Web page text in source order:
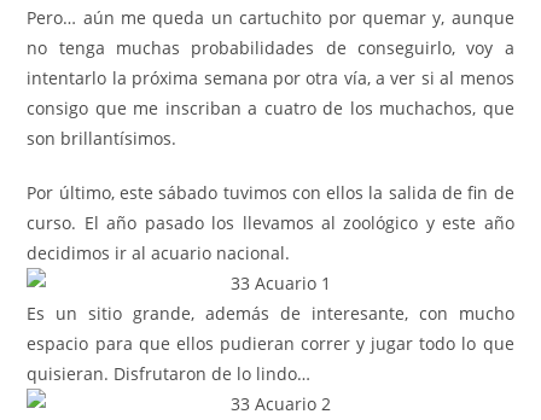
Pero… aún me queda un cartuchito por quemar y, aunque
no tenga muchas probabilidades de conseguirlo, voy a
intentarlo la próxima semana por otra vía, a ver si al menos
consigo que me inscriban a cuatro de los muchachos, que
son brillantísimos.
Por último, este sábado tuvimos con ellos la salida de fin de
curso. El año pasado los llevamos al zoológico y este año
decidimos ir al acuario nacional.
Es un sitio grande, además de interesante, con mucho
espacio para que ellos pudieran correr y jugar todo lo que
quisieran. Disfrutaron de lo lindo…